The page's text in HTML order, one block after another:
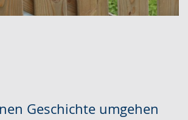
Geschichte umgehen